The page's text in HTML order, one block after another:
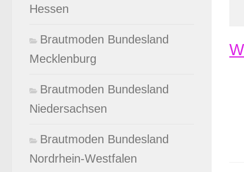
Hessen
Brautmoden Bundesland
Mecklenburg
Brautmoden Bundesland
Niedersachsen
Brautmoden Bundesland
Nordrhein-Westfalen